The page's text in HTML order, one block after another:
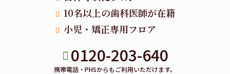
10名以上の歯科医師が在籍
小児・矯正専用フロア
0120-203-640
携帯電話・PHSからもご利用いただけます。